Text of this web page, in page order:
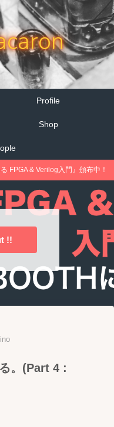
Profile
Shop
FPGA & Verilog入門』頒布中！
!!
。(Part 4 :